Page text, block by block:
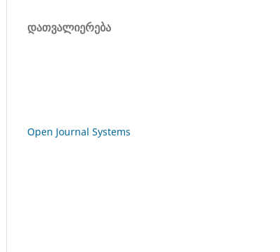
დათვალიერება
Open Journal Systems